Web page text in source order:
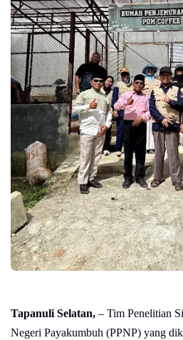
Tapanuli Selatan, – Tim Penelitian
Negeri Payakumbuh (PPNP) yang